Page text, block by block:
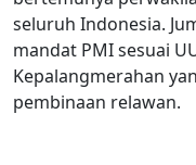
seluruh Indonesia.
mandat PMI sesuai
Kepalangmerahan
pembinaan relawan.